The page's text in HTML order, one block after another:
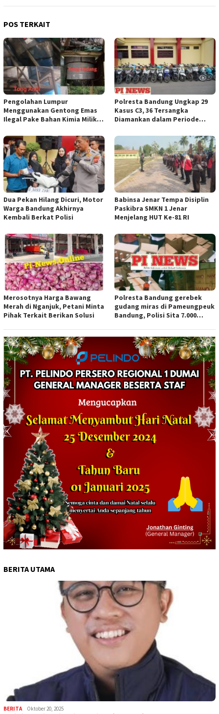
POS TERKAIT
Pengolahan Lumpur
Menggunakan Gentong Emas
Ilegal Pake Bahan Kimia Milik
Aparat Penegak Hukum ( APH )
Jangan Sampai Diam Saja
Polresta Bandung Ungkap 29
Kasus C3, 36 Tersangka
Diamankan dalam Periode
Dua Pekan Hilang Dicuri, Motor
Warga Bandung Akhirnya
Kembali Berkat Polisi
Babinsa Jenar Tempa Disiplin
Paskibra SMKN 1 Jenar
Menjelang HUT Ke-81 RI
Merosotnya Harga Bawang
Merah di Nganjuk, Petani Minta
Pihak Terkait Berikan Solusi
Polresta Bandung gerebek
gudang miras di Pameungpeuk
Bandung, Polisi Sita 7.000
BERITA UTAMA
BERITA Oktober 20, 2025